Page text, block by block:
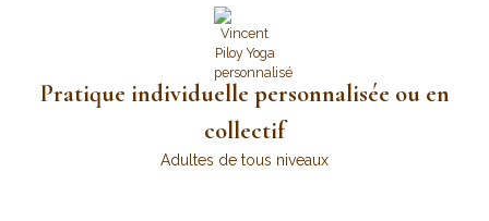
Pratique individuelle personnalisée ou en
collectif
Adultes de tous niveaux